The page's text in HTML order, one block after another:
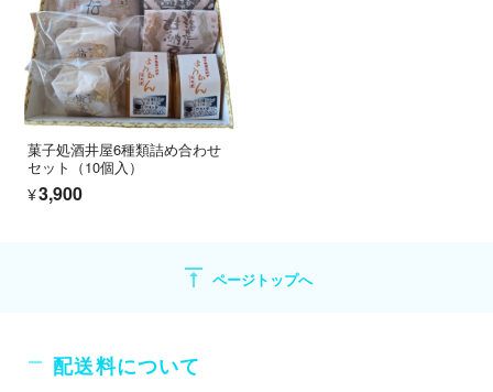
菓子処酒井屋6種類詰め合わせ
セット（10個入）
¥3,900
vertical_align_top ページトップへ
配送料について